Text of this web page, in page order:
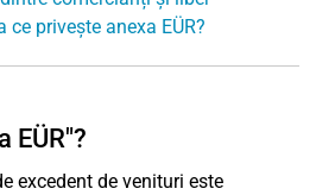
privește anexa EÜR?
EÜR"?
excedent de venituri este